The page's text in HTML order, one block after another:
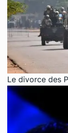
Le divorce des